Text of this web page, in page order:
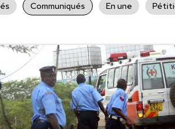
Communiqués En une